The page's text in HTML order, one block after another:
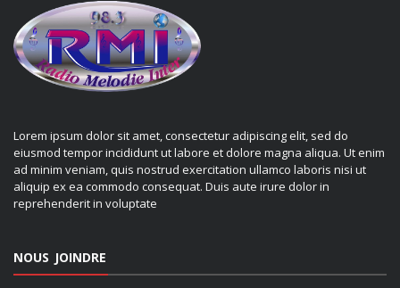
Lorem ipsum dolor sit amet, consectetur adipiscing elit, sed do
eiusmod tempor incididunt ut labore et dolore magna aliqua. Ut enim
ad minim veniam, quis nostrud exercitation ullamco laboris nisi ut
aliquip ex ea commodo consequat. Duis aute irure dolor in
reprehenderit in voluptate
NOUS JOINDRE